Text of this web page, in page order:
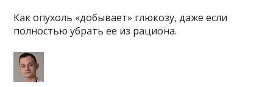
Как опухоль «добывает» глюкозу, даже если
полностью убрать ее из рациона.